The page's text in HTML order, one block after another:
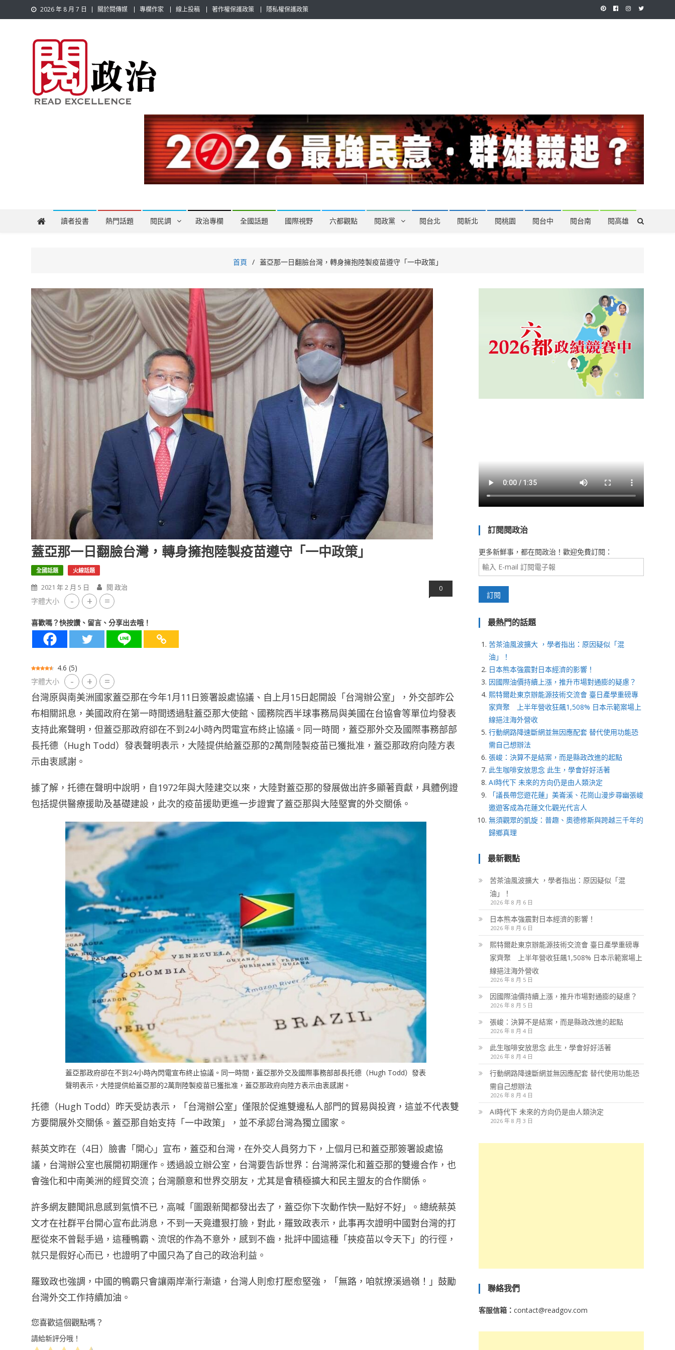
to
2026 年 8 月 7 日 關於閱傳媒 專欄作家 線上投稿 著作權保護政策 隱私權保護政策
閱政治 Read Gov News
讀者投書 熱門話題 閱民調 政治專欄 全國話題 國際視野 六都觀點 閱政黨 閱台北 閱新北 閱桃園 閱台中 閱台南 閱高雄
首頁 蓋亞那一日翻臉台灣，轉身擁抱陸製疫苗遵守「一中政策」
蓋亞那一日翻臉台灣，轉身擁抱陸製疫苗遵守「一中政策」
全國話題 火線話題
2021 年 2 月 5 日 閱 政治 0
字體大小 - + =
喜歡嗎？快按讚、留言、分享出去哦！
4.6 (5)
字體大小
- + =
台灣原與南美洲國家蓋亞那在今年1月11日簽署設處協議、自上月15日起開設「台灣辦公室」，外交部昨公
布相關訊息，美國政府在第一時間透過駐蓋亞那大使館、國務院西半球事務局與美國在台協會等單位均發表
支持此案聲明，但蓋亞那政府卻在不到24小時內閃電宣布終止協議。同一時間，蓋亞那外交及國際事務部部
長托德（Hugh Todd）發表聲明表示，大陸提供給蓋亞那的2萬劑陸製疫苗已獲批准，蓋亞那政府向陸方表
示由衷感謝。
據了解，托德在聲明中說明，自1972年與大陸建交以來，大陸對蓋亞那的發展做出許多顯著貢獻，具體例證
包括提供醫療援助及基礎建設，此次的疫苗援助更進一步證實了蓋亞那與大陸堅實的外交關係。
蓋亞那政府卻在不到24小時內閃電宣布終止協議。同一時間，蓋亞那外交及國際事務部部長托德（Hugh Todd）發表
聲明表示，大陸提供給蓋亞那的2萬劑陸製疫苗已獲批准，蓋亞那政府向陸方表示由衷感謝。
托德（Hugh Todd）昨天受訪表示，「台灣辦公室」僅限於促進雙邊私人部門的貿易與投資，這並不代表雙
方要開展外交關係。蓋亞那自始支持「一中政策」，並不承認台灣為獨立國家。
蔡英文昨在（4日）臉書「開心」宣布，蓋亞和台灣，在外交人員努力下，上個月已和蓋亞那簽署設處協
議，台灣辦公室也展開初期運作。透過設立辦公室，台灣要告訴世界：台灣將深化和蓋亞那的雙邊合作，也
會強化和中南美洲的經貿交流；台灣願意和世界交朋友，尤其是會積極擴大和民主盟友的合作關係。
許多網友聽聞訊息感到氣憤不已，高喊「圖跟新聞都發出去了，蓋亞你下次動作快一點好不好」。總統蔡英
文才在社群平台開心宣布此消息，不到一天竟遭狠打臉，對此，羅致政表示，此事再次證明中國對台灣的打
壓從來不曾鬆手過，這種鴨霸、流氓的作為不意外，感到不齒，批評中國這種「挾疫苗以令天下」的行徑，
就只是假好心而已，也證明了中國只為了自己的政治利益。
羅致政也強調，中國的鴨霸只會讓兩岸漸行漸遠，台灣人則愈打壓愈堅強，「無路，咱就撩溪過嶺！」鼓勵
台灣外交工作持續加油。
您喜歡這個觀點嗎？
請給新評分哦！
訂閱閱政治
更多新鮮事，都在閱政治！歡迎免費訂閱：
最熱門的話題
苦茶油風波擴大 ，學者指出：原因疑似「混
油」！
日本熊本強震對日本經濟的影響！
因國際油價持續上漲，推升市場對通膨的疑慮？
熙特爾赴東京辦能源技術交流會 臺日產學重磅專
家齊聚 上半年營收狂飆1,508% 日本示範案場上
線挹注海外營收
行動網路降速斷網並無因應配套 替代使用功能恐
需自己想辦法
張峻：決算不是結案，而是縣政改進的起點
此生咖啡安放思念 此生，學會好好活著
AI時代下 未來的方向仍是由人類決定
「議長帶您遊花蓮」美崙溪、花崗山漫步尋幽張峻
邀遊客成為花蓮文化觀光代言人
無須觀眾的凱旋：普趣、奧德修斯與跨越三千年的
歸鄉真理
最新觀點
苦茶油風波擴大 ，學者指出：原因疑似「混
油」！
2026 年 8 月 6 日
日本熊本強震對日本經濟的影響！
2026 年 8 月 6 日
熙特爾赴東京辦能源技術交流會 臺日產學重磅專
家齊聚 上半年營收狂飆1,508% 日本示範案場上
線挹注海外營收
2026 年 8 月 5 日
因國際油價持續上漲，推升市場對通膨的疑慮？
2026 年 8 月 5 日
張峻：決算不是結案，而是縣政改進的起點
2026 年 8 月 4 日
此生咖啡安放思念 此生，學會好好活著
2026 年 8 月 4 日
行動網路降速斷網並無因應配套 替代使用功能恐
需自己想辦法
2026 年 8 月 4 日
AI時代下 未來的方向仍是由人類決定
2026 年 8 月 3 日
聯絡我們
客服信箱： contact@readgov.com